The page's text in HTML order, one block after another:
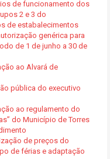
de funcionamento dos
2 e 3 do
de estabalecimentos
genérica para
de 1 de junho a 30 de
ao Alvará de
pública do executivo
ao regulamento do
do Município de Torres
de preços do
de férias e adaptação